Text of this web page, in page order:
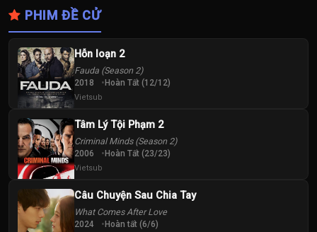
PHIM ĐỀ CỬ
Hỗn loạn 2
Fauda (Season 2)
2018 Hoàn Tất (12/12)
Vietsub
Tâm Lý Tội Phạm 2
Criminal Minds (Season 2)
2006 Hoàn Tất (23/23)
Vietsub
Câu Chuyện Sau Chia Tay
What Comes After Love
2024 Hoàn tất (6/6)